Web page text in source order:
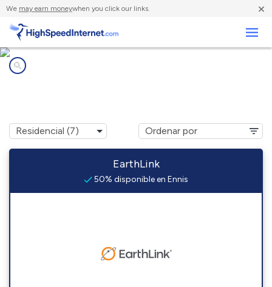
We may earn moneywhen you click our links. ×
EarthLink
50% disponible en Ennis